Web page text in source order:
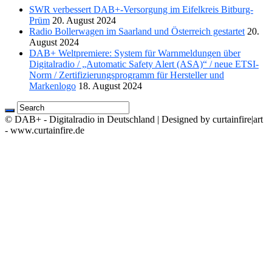
SWR verbessert DAB+-Versorgung im Eifelkreis Bitburg-
Prüm 20. August 2024
Radio Bollerwagen im Saarland und Österreich gestartet 20.
August 2024
DAB+ Weltpremiere: System für Warnmeldungen über
Digitalradio / „Automatic Safety Alert (ASA)“ / neue ETSI-
Norm / Zertifizierungsprogramm für Hersteller und
Markenlogo 18. August 2024
© DAB+ - Digitalradio in Deutschland | Designed by curtainfire|art
- www.curtainfire.de